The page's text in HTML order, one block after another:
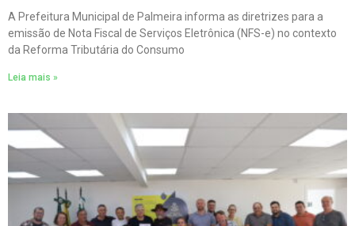
A Prefeitura Municipal de Palmeira informa as diretrizes para a
emissão de Nota Fiscal de Serviços Eletrônica (NFS-e) no contexto
da Reforma Tributária do Consumo
Leia mais »